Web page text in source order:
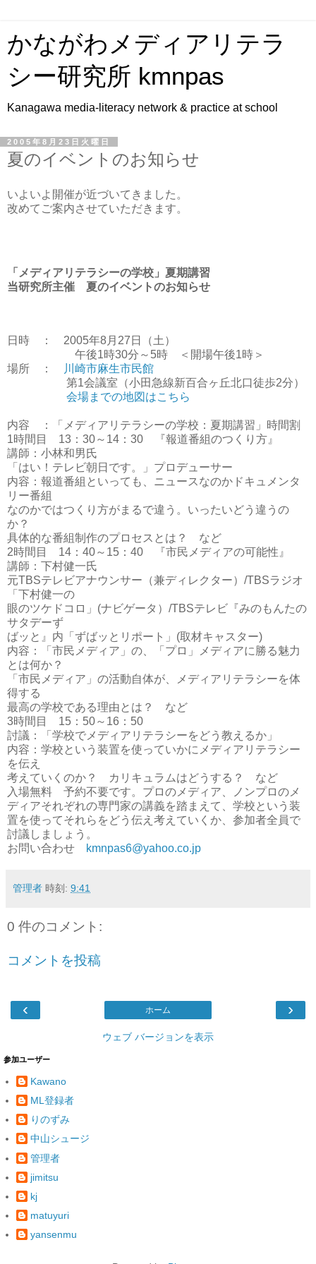
かながわメディアリテラ
シー研究所 kmnpas
Kanagawa media-literacy network & practice at school
2005年8月23日火曜日
夏のイベントのお知らせ
いよいよ開催が近づいてきました。
改めてご案内させていただきます。
「メディアリテラシーの学校」夏期講習
当研究所主催 夏のイベントのお知らせ
日時 ： 2005年8月27日（土）
午後1時30分～5時 ＜開場午後1時＞
場所 ：
川崎市麻生市民館
第1会議室（小田急線新百合ヶ丘北口徒歩2分）
会場までの地図はこちら
内容 ：「メディアリテラシーの学校：夏期講習」時間割
1時間目 13：30～14：30 『報道番組のつくり方』
講師：小林和男氏
「はい！テレビ朝日です。」プロデューサー
内容：報道番組といっても、ニュースなのかドキュメンタ
リー番組
なのかではつくり方がまるで違う。いったいどう違うの
か？
具体的な番組制作のプロセスとは？ など
2時間目 14：40～15：40 『市民メディアの可能性』
講師：下村健一氏
元TBSテレビアナウンサー（兼ディレクター）/TBSラジオ
「下村健一の
眼のツケドコロ」(ナビゲータ）/TBSテレビ『みのもんたの
サタデーず
ばッと』内「ずばッとリポート」(取材キャスター)
内容：「市民メディア」の、「プロ」メディアに勝る魅力
とは何か？
「市民メディア」の活動自体が、メディアリテラシーを体
得する
最高の学校である理由とは？ など
3時間目 15：50～16：50
討議：「学校でメディアリテラシーをどう教えるか」
内容：学校という装置を使っていかにメディアリテラシー
を伝え
考えていくのか？ カリキュラムはどうする？ など
入場無料 予約不要です。プロのメディア、ノンプロのメ
ディアそれぞれの専門家の講義を踏まえて、学校という装
置を使ってそれらをどう伝え考えていくか、参加者全員で
討議しましょう。
お問い合わせ
kmnpas6@yahoo.co.jp
管理者 時刻: 9:41
0 件のコメント:
コメントを投稿
‹ ›
ホーム
ウェブ バージョンを表示
参加ユーザー
Kawano
ML登録者
りのずみ
中山シュージ
管理者
jimitsu
kj
matuyuri
yansenmu